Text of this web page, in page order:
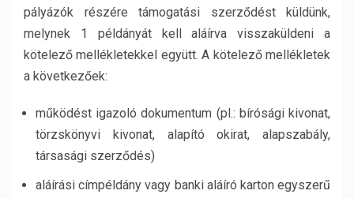
pályázók részére támogatási szerződést küldünk,
melynek 1 példányát kell aláírva visszaküldeni a
kötelező mellékletekkel együtt. A kötelező mellékletek
a következőek:
működést igazoló dokumentum (pl.: bírósági kivonat,
törzskönyvi kivonat, alapító okirat, alapszabály,
társasági szerződés)
aláírási címpéldány vagy banki aláíró karton egyszerű